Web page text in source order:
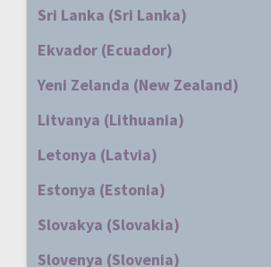
Sri Lanka (Sri Lanka)
Ekvador (Ecuador)
Yeni Zelanda (New Zealand)
Litvanya (Lithuania)
Letonya (Latvia)
Estonya (Estonia)
Slovakya (Slovakia)
Slovenya (Slovenia)